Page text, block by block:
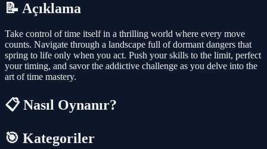
📝 Açıklama
Take control of time itself in a thrilling world where every move
counts. Navigate through a landscape full of dormant dangers that
spring to life only when you act. Push your skills to the limit, perfect
your timing, and savor the addictive challenge as you delve into the
art of time mastery.
📋 Nasıl Oynanır?
🎯 Kategoriler